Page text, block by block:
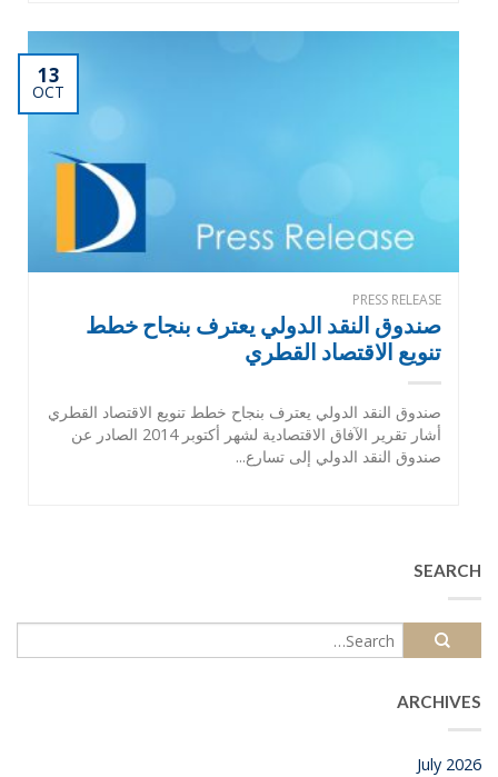
13
OCT
PRESS RELEASE
صندوق النقد الدولي يعترف بنجاح خطط
تنويع الاقتصاد القطري
صندوق النقد الدولي يعترف بنجاح خطط تنويع الاقتصاد القطري
أشار تقرير الآفاق الاقتصادية لشهر أكتوبر 2014 الصادر عن
صندوق النقد الدولي إلى تسارع...
SEARCH
ARCHIVES
July 2026